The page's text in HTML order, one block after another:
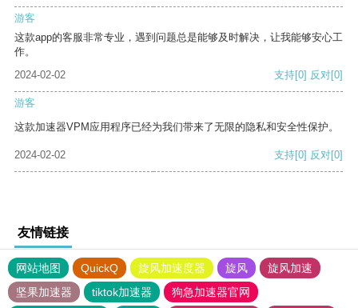
游客
这款app的客服非常专业，遇到问题总是能够及时解决，让我能够安心工
作。
2024-02-02
支持[0] 反对[0]
游客
这款加速器VPM应用程序已经为我们带来了无限的隐私和安全性保护。
2024-02-02 支持[0] 反对[0]
友情链接
网站地图 QuickQ 旋风加速度器 旋风
旋风加速
坚果加速器
tiktok加速器 狗急加速器官网